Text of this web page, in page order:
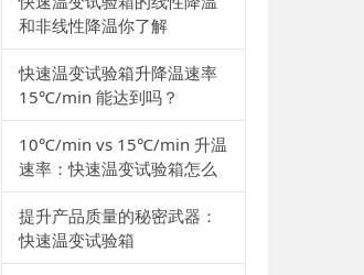
和非线性降温你了解
快速温变试验箱升降温速率
15℃/min 能达到吗？
10℃/min vs 15℃/min 升温
速率：快速温变试验箱怎么
提升产品质量的秘密武器：
快速温变试验箱